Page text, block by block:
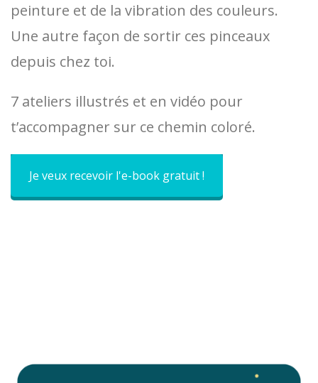
peinture et de la vibration des couleurs.
Une autre façon de sortir ces pinceaux
depuis chez toi.
7 ateliers illustrés et en vidéo pour
t’accompagner sur ce chemin coloré.
Je veux recevoir l'e-book gratuit !